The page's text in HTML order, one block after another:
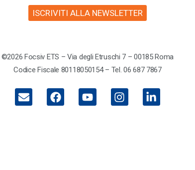
ISCRIVITI ALLA NEWSLETTER
©2026 Focsiv ETS – Via degli Etruschi 7 – 00185 Roma
Codice Fiscale 80118050154 – Tel. 06 687 7867